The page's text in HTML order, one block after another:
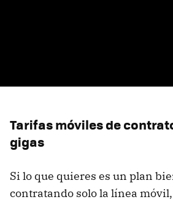
Tarifas móviles de
gigas
Si lo que quieres es un plan
contratando solo la línea móvil,